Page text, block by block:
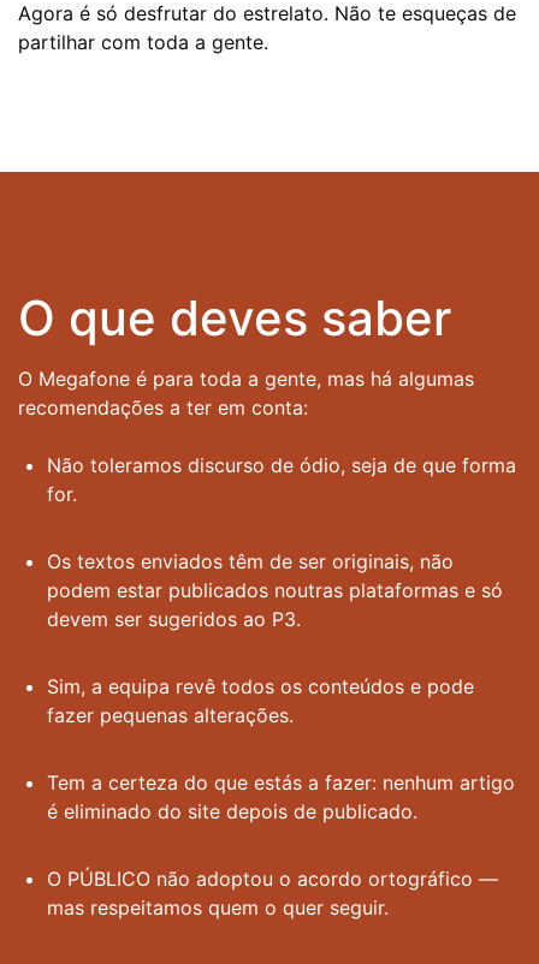
Agora é só desfrutar do estrelato. Não te esqueças de
partilhar com toda a gente.
O que deves saber
O Megafone é para toda a gente, mas há algumas
recomendações a ter em conta:
Não toleramos discurso de ódio, seja de que forma
for.
Os textos enviados têm de ser originais, não
podem estar publicados noutras plataformas e só
devem ser sugeridos ao P3.
Sim, a equipa revê todos os conteúdos e pode
fazer pequenas alterações.
Tem a certeza do que estás a fazer: nenhum artigo
é eliminado do site depois de publicado.
O PÚBLICO não adoptou o acordo ortográfico —
mas respeitamos quem o quer seguir.